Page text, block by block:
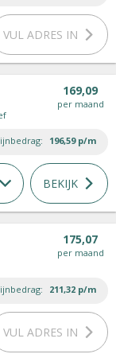
VUL ADRES IN
169,09
per maand
196,59 p/m
BEKIJK
175,07
per maand
211,32 p/m
VUL ADRES IN